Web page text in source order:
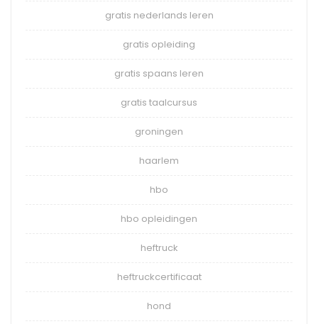
gratis nederlands leren
gratis opleiding
gratis spaans leren
gratis taalcursus
groningen
haarlem
hbo
hbo opleidingen
heftruck
heftruckcertificaat
hond